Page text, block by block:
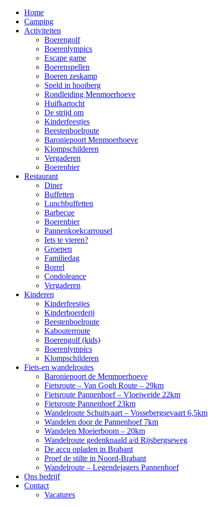
Home
Camping
Activiteiten
Boerengolf
Boerenlympics
Escape game
Boerenspellen
Boeren zeskamp
Speld in hooiberg
Rondleiding Menmoerhoeve
Huifkartocht
De strijd om
Kinderfeestjes
Beestenboelroute
Baroniepoort Menmoerhoeve
Klompschilderen
Vergaderen
Boerenbier
Restaurant
Diner
Buffetten
Lunchbuffetten
Barbecue
Boerenbier
Pannenkoekcarrousel
Iets te vieren?
Groepen
Familiedag
Borrel
Condoleance
Vergaderen
Kinderen
Kinderfeestjes
Kinderboerderij
Beestenboelroute
Kabouterroute
Boerengolf (kids)
Boerenlympics
Klompschilderen
Fiets-en wandelroutes
Baroniepoort de Menmoerhoeve
Fietsroute – Van Gogh Route – 29km
Fietsroute Pannenhoef – Vloeiweide 22km
Fietsroute Pannenhoef 23km
Wandelroute Schuitvaart – Vossebergsevaart 6,5km
Wandelen door de Pannenhoef 7km
Wandelen Moeierboom – 20km
Wandelroute gedenknaald a/d Rijsbergseweg
De accu opladen in Brabant
Proef de stilte in Noord-Brabant
Wandelroute – Legendejagers Pannenhoef
Ons bedrijf
Contact
Vacatures